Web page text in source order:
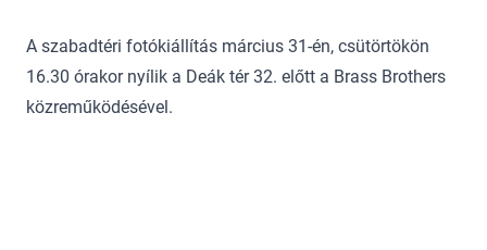
A szabadtéri fotókiállítás március 31-én, csütörtökön
16.30 órakor nyílik a Deák tér 32. előtt a Brass Brothers
közreműködésével.